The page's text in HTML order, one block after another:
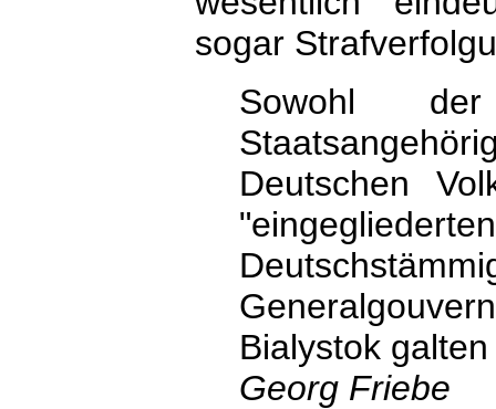
sogar
Sowohl
Deutschen
Bialystok
Georg Friebe